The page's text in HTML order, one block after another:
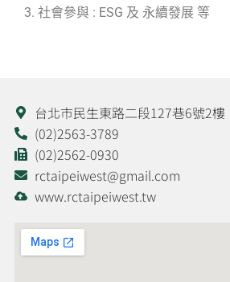
3. 社會參與 : ESG 及 永續發展 等
台北市民生東路二段127巷6號2樓
(02)2563-3789
(02)2562-0930
rctaipeiwest@gmail.com
www.rctaipeiwest.tw